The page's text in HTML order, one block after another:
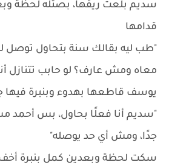
سديم بلعت ريقها، بصتله لحظة
قدامها
"طب ليه بقالك سنة بتحاول توصل
معاه ومش عارف؟ لو حابب تتنازل
يوسف قاطعها بهدوء وبنبرة فيها
"سديم أنا فعلًا بحاول، بس
جدًا، ومش أي حد يوصله"
سكت لحظة وبعدين كمل بنبرة